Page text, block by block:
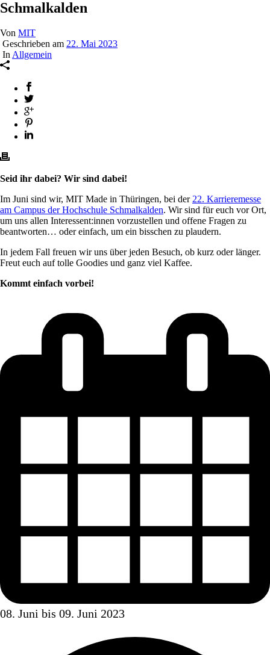
Schmalkalden
Von MIT
Geschrieben am 22. Mai 2023
InAllgemein
Seid ihr dabei? Wir sind dabei!
Im Juni sind wir, MIT Made in Thüringen, bei der22. Karrieremesse
am Campus der Hochschule Schmalkalden. Wir sind für euch vor Ort,
um uns allen Interessent:innen vorzustellen und offene Fragen zu
beantworten… oder einfach, um ein bisschen zu plaudern.
In jedem Fall freuen wir uns über jeden Besuch, ob kurz oder länger.
Freut euch auf tolle Goodies und ganz viel Kaffee.
Kommt einfach vorbei!
08. Juni bis 09. Juni 2023